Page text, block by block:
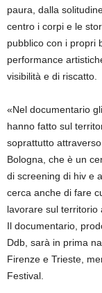
paura, dalla
centro i corpi e le
pubblico con i propri
performance
visibilità e di riscatto.
«Nel documentario
hanno fatto sul
soprattutto
Bologna, che è un
di screening di hiv e
cerca anche di fare
lavorare sul territorio
Il documentario,
Ddb, sarà in prima
Firenze e Trieste,
Festival.